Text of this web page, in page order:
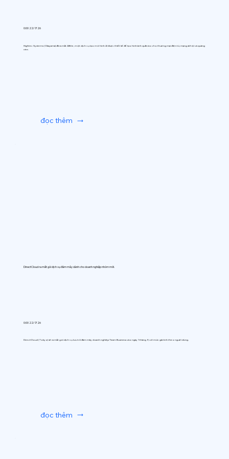
0:00 22/7/26
Hightec Systems (Okayama) đã ra mắt AIfitte, một dịch vụ tạo mô hình AI được thiết kế để tạo hình ảnh quần áo cho thương mại điện tử, mạng xã hội và quảng
cáo.
đọc thêm
DirectCloud ra mắt gói dịch vụ đám mây dành cho doanh nghiệp nhóm mới.
0:00 22/7/26
DirectCloud (Tokyo) sẽ ra mắt gói dịch vụ lưu trữ đám mây doanh nghiệp Team Business vào ngày 1 tháng 9, với mức giá tính theo người dùng.
đọc thêm